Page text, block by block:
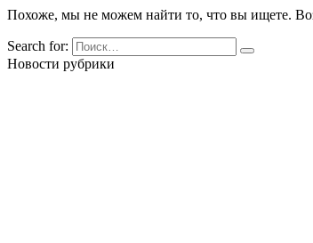
Похоже, мы не можем найти то, что вы ищете.
Search for:
Новости рубрики